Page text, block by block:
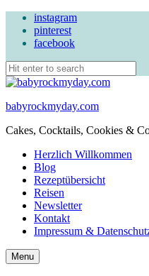
instagram
pinterest
facebook
babyrockmyday.com
Cakes, Cocktails, Cookies &
Herzlich Willkommen
Blog
Rezeptübersicht
Reisen
Newsletter
Kontakt
Impressum &
Search
Menu